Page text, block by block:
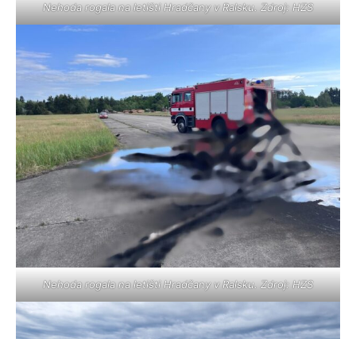
Nehoda rogala na letišti Hradčany v Ralsku. Zdroj: HZS
Nehoda rogala na letišti Hradčany v Ralsku. Zdroj: HZS